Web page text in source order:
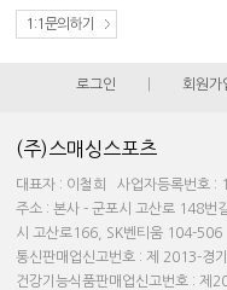
1:1문의하기
로그인 회원가
(주)스매싱스포츠
대표자 : 이철희 사업자등록번호 :
주소 : 본사 - 군포시 고산로 148
시 고산로166, SK벤티움 104-506
통신판매업신고번호 : 제 2013-경
건강기능식품판매업신고번호 : 제